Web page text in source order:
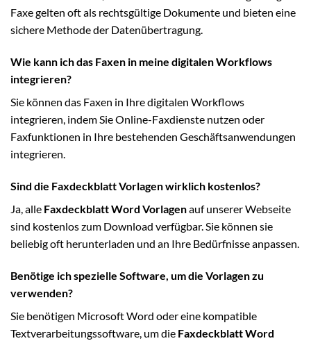
Faxe gelten oft als rechtsgültige Dokumente und bieten eine
sichere Methode der Datenübertragung.
Wie kann ich das Faxen in meine digitalen Workflows
integrieren?
Sie können das Faxen in Ihre digitalen Workflows
integrieren, indem Sie Online-Faxdienste nutzen oder
Faxfunktionen in Ihre bestehenden Geschäftsanwendungen
integrieren.
Sind die Faxdeckblatt Vorlagen wirklich kostenlos?
Ja, alle Faxdeckblatt Word Vorlagenauf unserer Webseite
sind kostenlos zum Download verfügbar. Sie können sie
beliebig oft herunterladen und an Ihre Bedürfnisse anpassen.
Benötige ich spezielle Software, um die Vorlagen zu
verwenden?
Sie benötigen Microsoft Word oder eine kompatible
Textverarbeitungssoftware, um die Faxdeckblatt Word